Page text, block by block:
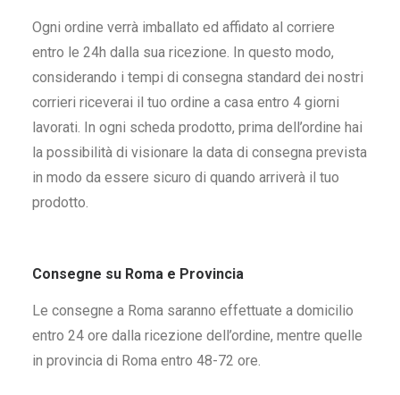
Ogni ordine verrà imballato ed affidato al corriere
entro le 24h dalla sua ricezione. In questo modo,
considerando i tempi di consegna standard dei nostri
corrieri riceverai il tuo ordine a casa entro 4 giorni
lavorati. In ogni scheda prodotto, prima dell’ordine hai
la possibilità di visionare la data di consegna prevista
in modo da essere sicuro di quando arriverà il tuo
prodotto.
Consegne su Roma e Provincia
Le consegne a Roma saranno effettuate a domicilio
entro 24 ore dalla ricezione dell’ordine, mentre quelle
in provincia di Roma entro 48-72 ore.